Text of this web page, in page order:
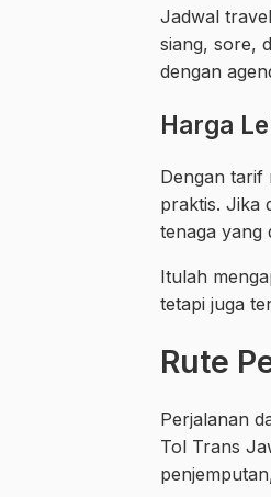
Jadwal
siang, sore,
dengan
Harga
Dengan tarif
praktis. Jika
tenaga yang
Itulah
tetapi juga
Rute
Perjalanan
Tol Trans